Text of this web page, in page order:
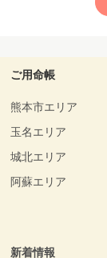
ご用命帳
熊本市エリア
玉名エリア
城北エリア
阿蘇エリア
新着情報